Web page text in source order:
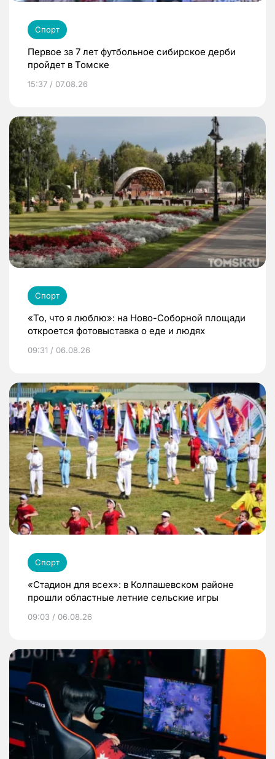
Спорт
Первое за 7 лет футбольное сибирское дерби
пройдет в Томске
15:37 / 07.08.26
Спорт
«То, что я люблю»: на Ново-Соборной площади
откроется фотовыставка о еде и людях
09:31 / 06.08.26
Спорт
«Стадион для всех»: в Колпашевском районе
прошли областные летние сельские игры
09:03 / 06.08.26